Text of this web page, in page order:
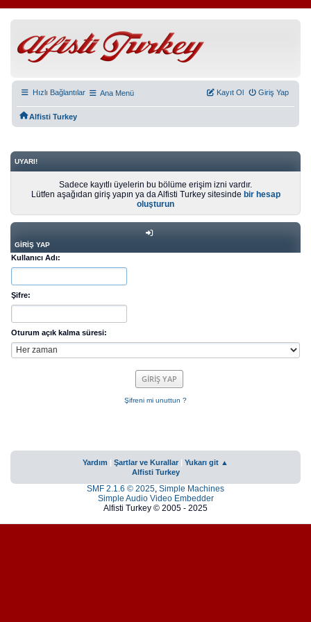
Hızlı Bağlantılar Ana Menü Giriş Yap
Kayıt Ol
Alfisti Turkey
UYARI!
Sadece kayıtlı üyelerin bu bölüme erişim izni vardır.
Lütfen aşağıdan giriş yapın ya da Alfisti Turkey sitesinde bir hesap
oluşturun
GIRIŞ YAP
Kullanıcı Adı:
Şifre:
Oturum açık kalma süresi:
Şifreni mi unuttun ?
Yardım | Şartlar ve Kurallar | Yukarı git ▲
Alfisti Turkey
SMF 2.1.6 © 2025, Simple Machines
Simple Audio Video Embedder
Alfisti Turkey © 2005 - 2025